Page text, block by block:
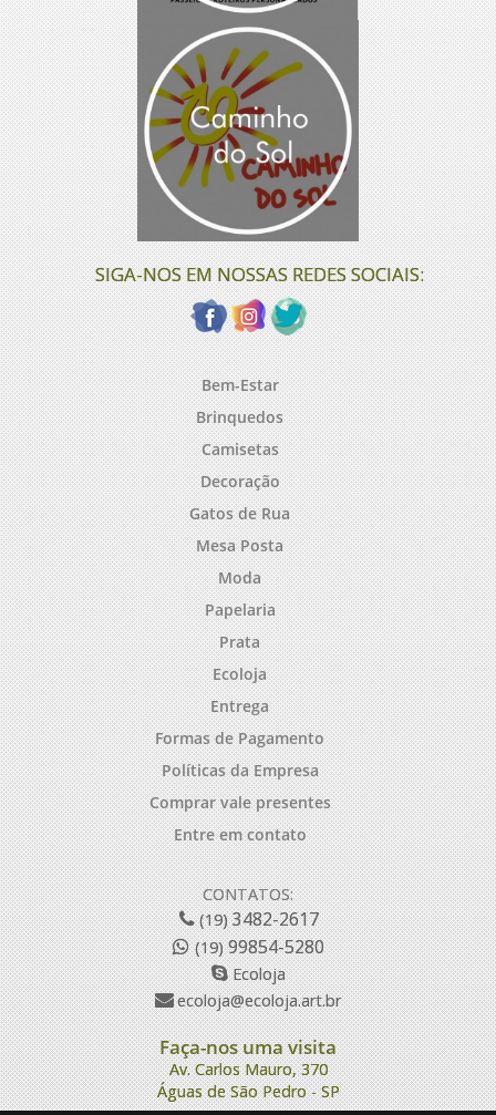
SIGA-NOS EM NOSSAS REDES SOCIAIS:
Bem-Estar
Brinquedos
Camisetas
Decoração
Gatos de Rua
Mesa Posta
Moda
Papelaria
Prata
Ecoloja
Entrega
Formas de Pagamento
Políticas da Empresa
Comprar vale presentes
Entre em contato
CONTATOS:
(19)3482-2617
(19)99854-5280
Ecoloja
ecoloja@ecoloja.art.br
Faça-nos uma visita
Av. Carlos Mauro, 370
Águas de São Pedro - SP